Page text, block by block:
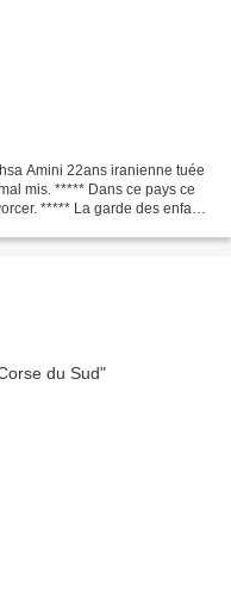
Amini 22ans iranienne tuée
mis. ***** Dans ce pays ce
***** La garde des enfants